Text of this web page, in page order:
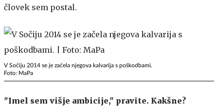
človek sem postal.
V Sočiju 2014 se je začela njegova kalvarija s poškodbami.
Foto: MaPa
"Imel sem višje ambicije," pravite. Kakšne?